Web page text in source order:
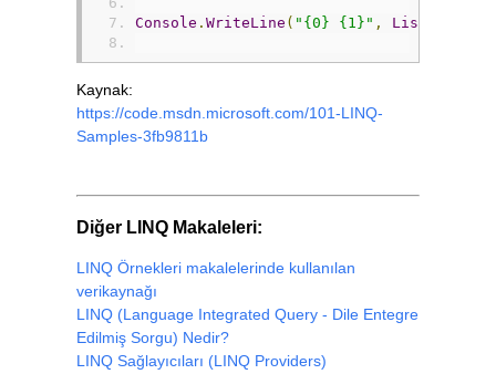
Console . WriteLine ( "{0} {1}" ,
Kaynak:
https://code.msdn.microsoft.com/101-LINQ-
Samples-3fb9811b
Diğer LINQ Makaleleri:
LINQ Örnekleri makalelerinde kullanılan
verikaynağı
LINQ (Language Integrated Query - Dile Entegre
Edilmiş Sorgu) Nedir?
LINQ Sağlayıcıları (LINQ Providers)